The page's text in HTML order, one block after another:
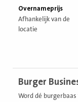
Overnameprijs
Afhankelijk van de
locatie
Burger
Word dé
vestiging